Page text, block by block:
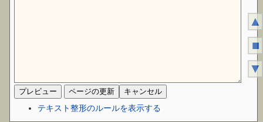
テキスト整形のルールを表示する
▲
■
▼